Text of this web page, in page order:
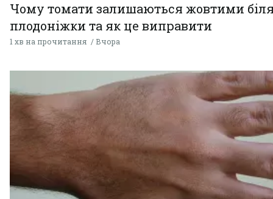
Чому томати залишаються жовтими
плодоніжки та як це виправити
1 хв на прочитання Вчора